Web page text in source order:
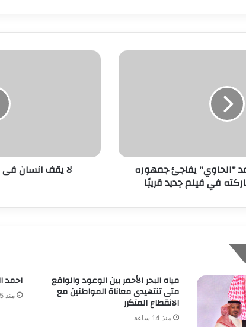
"الحاوي" يفاجئ جمهوره
في فيلم جديد قريبًا
لا يقف انسان
مياه البحر الأحمر بين الوعود والواقع
متى تنتهيدى معاناة المواطنين مع
الانقطاع المتكرر
منذ 14 ساعة
احمد
منذ 15 ساعة